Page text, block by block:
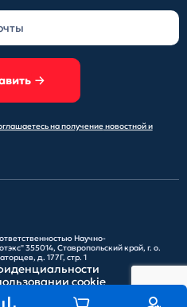
на получениеновостной и
Научно-
355014, Ставропольский край, г. о.
д. 177Г, стр. 1
cookie
сайта